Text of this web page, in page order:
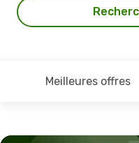
Meilleures offres